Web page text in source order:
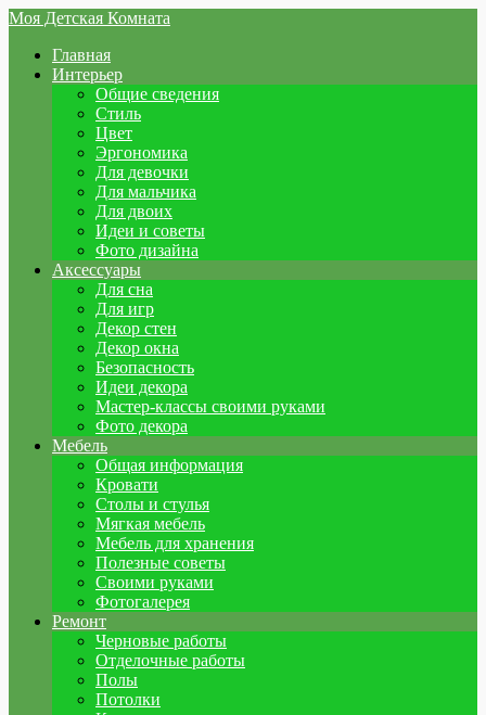
Моя Детская Комната
Главная
Интерьер
Общие сведения
Стиль
Цвет
Эргономика
Для девочки
Для мальчика
Для двоих
Идеи и советы
Фото дизайна
Аксессуары
Для сна
Для игр
Декор стен
Декор окна
Безопасность
Идеи декора
Мастер-классы своими руками
Фото декора
Мебель
Общая информация
Кровати
Столы и стулья
Мягкая мебель
Мебель для хранения
Полезные советы
Своими руками
Фотогалерея
Ремонт
Черновые работы
Отделочные работы
Полы
Потолки